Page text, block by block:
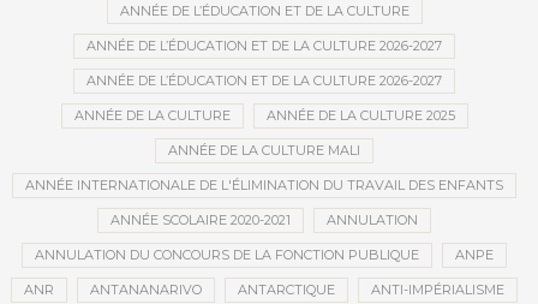
ANNÉE DE L’ÉDUCATION ET DE LA CULTURE
ANNÉE DE L’ÉDUCATION ET DE LA CULTURE 2026-2027
ANNÉE DE L’ÉDUCATION ET DE LA CULTURE 2026-2027
ANNÉE DE LA CULTURE ANNÉE DE LA CULTURE 2025
ANNÉE DE LA CULTURE MALI
ANNÉE INTERNATIONALE DE L'ÉLIMINATION DU TRAVAIL DES ENFANTS
ANNÉE SCOLAIRE 2020-2021 ANNULATION
ANNULATION DU CONCOURS DE LA FONCTION PUBLIQUE ANPE
ANR ANTANANARIVO ANTARCTIQUE ANTI-IMPÉRIALISME